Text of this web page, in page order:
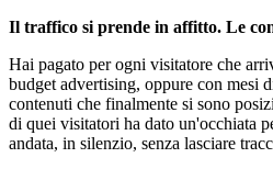
Il traffico si prende in affitto. Le
Hai pagato per ogni visitatore che
budget advertising, oppure con mesi
contenuti che finalmente si sono
di quei visitatori ha dato un'occhiata
andata, in silenzio, senza lasciare